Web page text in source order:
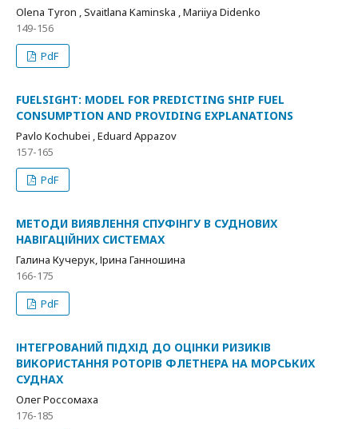
Olena Tyron , Svaitlana Kaminska , Mariiya Didenko
149-156
PdF
FUELSIGHT: MODEL FOR PREDICTING SHIP FUEL
CONSUMPTION AND PROVIDING EXPLANATIONS
Pavlo Kochubei , Eduard Appazov
157-165
PdF
МЕТОДИ ВИЯВЛЕННЯ СПУФІНГУ В СУДНОВИХ
НАВІГАЦІЙНИХ СИСТЕМАХ
Галина Кучерук, Ірина Ганношина
166-175
PdF
ІНТЕГРОВАНИЙ ПІДХІД ДО ОЦІНКИ РИЗИКІВ
ВИКОРИСТАННЯ РОТОРІВ ФЛЕТНЕРА НА МОРСЬКИХ
СУДНАХ
Олег Россомаха
176-185